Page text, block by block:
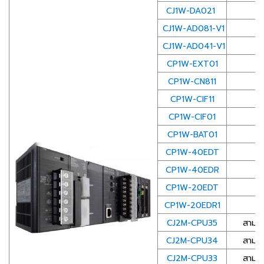
CJ1W-DA021
CJ1W-AD081-V1
CJ1W-AD041-V1
CP1W-EXT01
CP1W-CN811
CP1W-CIF11
CP1W-CIF01
CP1W-BAT01
CP1W-40EDT
CP1W-40EDR
CP1W-20EDT
CP1W-20EDR1
CJ2M-CPU35
สาม
CJ2M-CPU34
สาม
CJ2M-CPU33
สาม